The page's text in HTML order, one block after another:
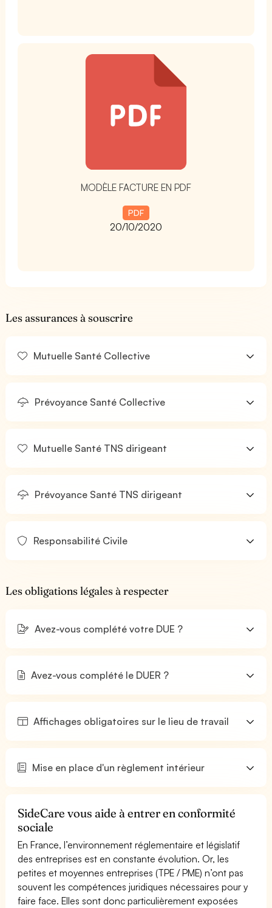
MODÈLE FACTURE EN PDF
PDF
20/10/2020
Les assurances à souscrire
Mutuelle Santé Collective
Prévoyance Santé Collective
Mutuelle Santé TNS dirigeant
Prévoyance Santé TNS dirigeant
Responsabilité Civile
Les obligations légales à respecter
Avez-vous complété votre DUE ?
Avez-vous complété le DUER ?
Affichages obligatoires sur le lieu de travail
Mise en place d'un règlement intérieur
SideCare vous aide à entrer en conformité
sociale
En France, l’environnement réglementaire et législatif
des entreprises est en constante évolution. Or, les
petites et moyennes entreprises (TPE / PME) n’ont pas
souvent les compétences juridiques nécessaires pour y
faire face. Elles sont donc particulièrement exposées